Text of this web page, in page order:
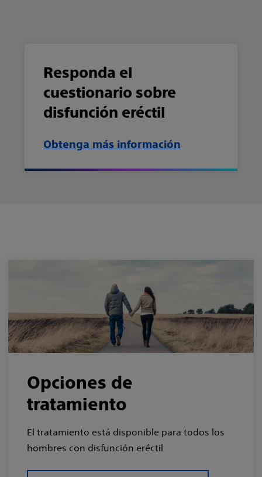
Responda el
cuestionario sobre
disfunción eréctil
Obtenga más información
Opciones de
tratamiento
El tratamiento está disponible para todos los
hombres con disfunción eréctil